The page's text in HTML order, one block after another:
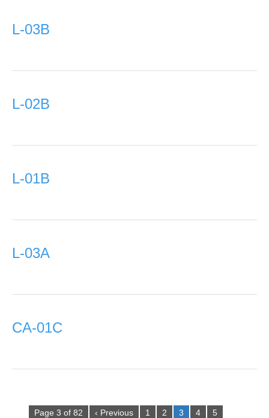
L-03B
L-02B
L-01B
L-03A
CA-01C
Page 3 of 82 ‹ Previous 1 2 3 4
5